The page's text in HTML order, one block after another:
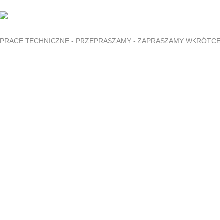
PRACE TECHNICZNE - PRZEPRASZAMY - ZAPRASZAMY WKRÓTCE